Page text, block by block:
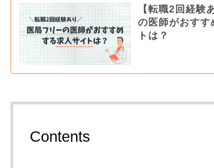
【転職2回経験
の医師がおすす
トは？
Contents